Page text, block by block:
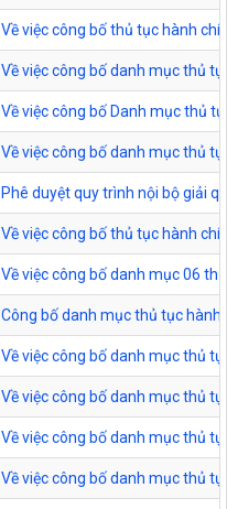
Về việc công bố thủ tục hành
Về việc công bố danh mục thủ
Về việc công bố Danh mục thủ
Về việc công bố danh mục thủ
Phê duyệt quy trình nội bộ giải
Về việc công bố thủ tục hành
Về việc công bố danh mục 06
Công bố danh mục thủ tục
Về việc công bố danh mục thủ
Về việc công bố danh mục thủ
Về việc công bố danh mục thủ
Về việc công bố danh mục thủ